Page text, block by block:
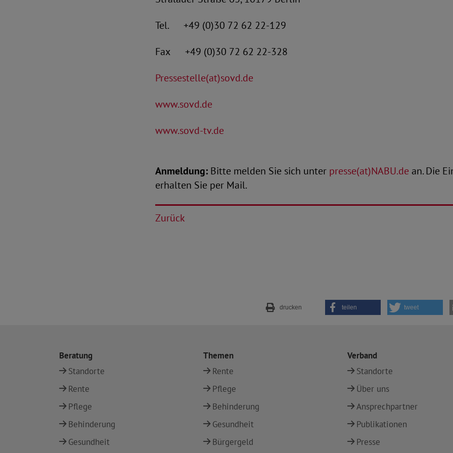
Tel. +49 (0)30 72 62 22-129
Fax +49 (0)30 72 62 22-328
Pressestelle(at)sovd.de
www.sovd.de
www.sovd-tv.de
Anmeldung: Bitte melden Sie sich unter presse(at)NABU.de an. Die
erhalten Sie per Mail.
Zurück
drucken teilen tweet
Beratung
Standorte
Rente
Pflege
Behinderung
Gesundheit
Themen
Rente
Pflege
Behinderung
Gesundheit
Bürgergeld
Verband
Standorte
Über uns
Ansprechpartner
Publikationen
Presse